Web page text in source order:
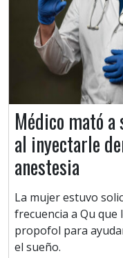
Médico mató a
al inyectarle
anestesia
La mujer estuvo
frecuencia a Qu que
propofol para
el sueño.